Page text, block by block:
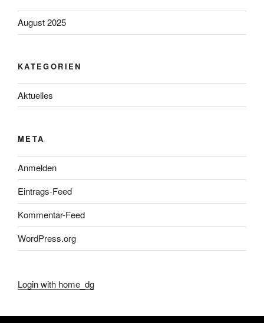
August 2025
KATEGORIEN
Aktuelles
META
Anmelden
Eintrags-Feed
Kommentar-Feed
WordPress.org
Login with home_dg